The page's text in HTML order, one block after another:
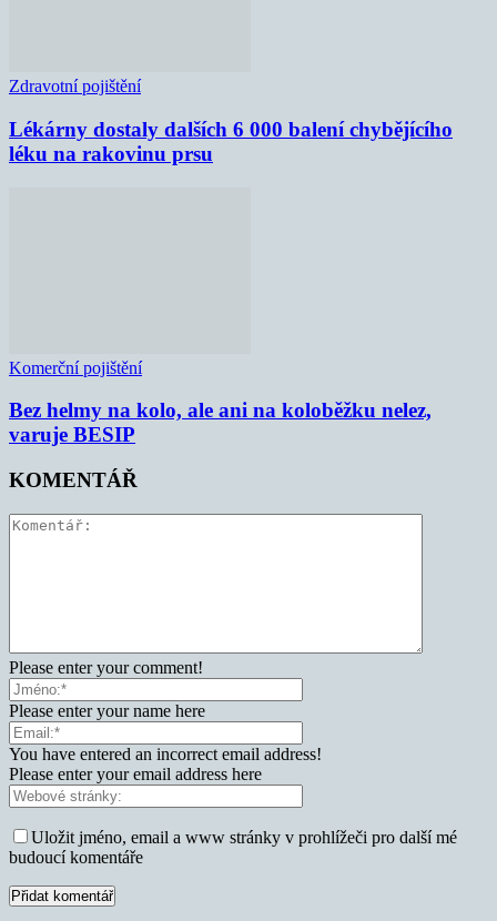
Zdravotní pojištění
Lékárny dostaly dalších 6 000 balení chybějícího
léku na rakovinu prsu
Komerční pojištění
Bez helmy na kolo, ale ani na koloběžku nelez,
varuje BESIP
KOMENTÁŘ
Please enter your comment!
Please enter your name here
You have entered an incorrect email address!
Please enter your email address here
Uložit jméno, email a www stránky v prohlížeči pro další mé
budoucí komentáře